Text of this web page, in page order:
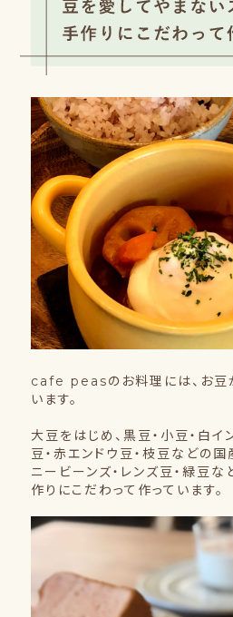
cafe peasのお料理には、お豆
います。
大豆をはじめ、黒豆・小豆・白イ
豆・赤エンドウ豆・枝豆などの国
ニービーンズ・レンズ豆・緑豆
作りにこだわって作っています。